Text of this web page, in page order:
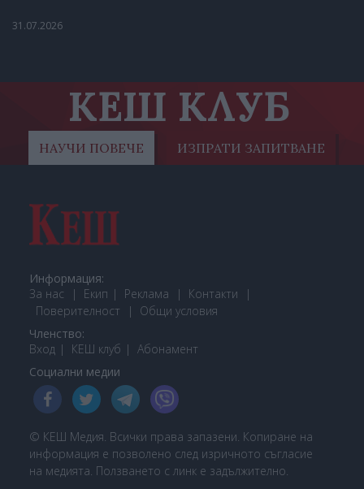
31.07.2026
КЕШ КЛУБ
НАУЧИ ПОВЕЧЕ ИЗПРАТИ ЗАПИТВАНЕ
Информация:
За нас
Екип Реклама
Контакти
Поверителност
Общи условия
Членство:
Вход
КЕШ клуб Абонамент
Социални медии
© КЕШ Медия. Всички права запазени. Копиране на
информация е позволено след изричното съгласие
на медията. Ползването с линк е задължително.